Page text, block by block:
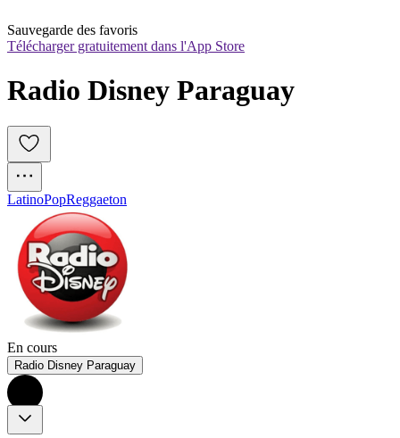
Sauvegarde des favoris
Télécharger gratuitement dans l'App Store
Radio Disney Paraguay
LatinoPopReggaeton
En cours
Radio Disney Paraguay